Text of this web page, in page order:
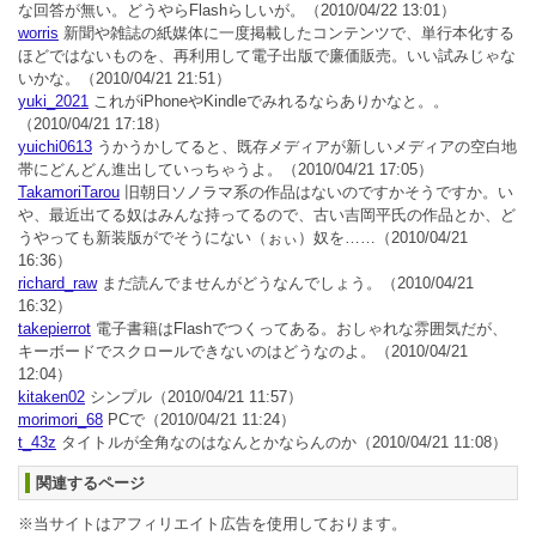
な回答が無い。どうやらFlashらしいが。
（2010/04/22 13:01）
worris 新聞や雑誌の紙媒体に一度掲載したコンテンツで、単行本化する
ほどではないものを、再利用して電子出版で廉価販売。いい試みじゃな
いかな。
（2010/04/21 21:51）
yuki_2021 これがiPhoneやKindleでみれるならありかなと。。
（2010/04/21 17:18）
yuichi0613 うかうかしてると、既存メディアが新しいメディアの空白地
帯にどんどん進出していっちゃうよ。
（2010/04/21 17:05）
TakamoriTarou 旧朝日ソノラマ系の作品はないのですかそうですか。い
や、最近出てる奴はみんな持ってるので、古い吉岡平氏の作品とか、ど
うやっても新装版がでそうにない（ぉぃ）奴を…… （2010/04/21
16:36）
richard_rawまだ読んでませんがどうなんでしょう。
（2010/04/21
16:32）
takepierrot 電子書籍はFlashでつくってある。おしゃれな雰囲気だが、
キーボードでスクロールできないのはどうなのよ。
（2010/04/21
12:04）
kitaken02 シンプル （2010/04/21 11:57）
morimori_68 PCで （2010/04/21 11:24）
t_43z タイトルが全角なのはなんとかならんのか （2010/04/21 11:08）
関連するページ
※当サイトはアフィリエイト広告を使用しております。